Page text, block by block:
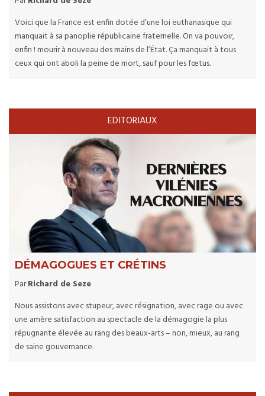
Voici que la France est enfin dotée d’une loi euthanasique qui
manquait à sa panoplie républicaine fraternelle. On va pouvoir,
enfin ! mourir à nouveau des mains de l’État. Ça manquait à tous
ceux qui ont aboli la peine de mort, sauf pour les fœtus.
EDITORIAUX
DÉMAGOGUES ET CRÉTINS
ParRichard de Seze
Nous assistons avec stupeur, avec résignation, avec rage ou avec
une amère satisfaction au spectacle de la démagogie la plus
répugnante élevée au rang des beaux-arts – non, mieux, au rang
de saine gouvernance.